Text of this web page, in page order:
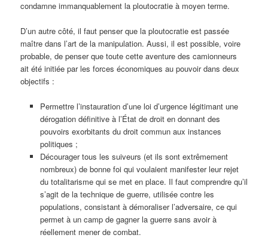
condamne immanquablement la ploutocratie à moyen terme.
D’un autre côté, il faut penser que la ploutocratie est passée
maître dans l’art de la manipulation. Aussi, il est possible, voire
probable, de penser que toute cette aventure des camionneurs
ait été initiée par les forces économiques au pouvoir dans deux
objectifs :
Permettre l’instauration d’une loi d’urgence légitimant une
dérogation définitive à l’État de droit en donnant des
pouvoirs exorbitants du droit commun aux instances
politiques ;
Décourager tous les suiveurs (et ils sont extrêmement
nombreux) de bonne foi qui voulaient manifester leur rejet
du totalitarisme qui se met en place. Il faut comprendre qu’il
s’agit de la technique de guerre, utilisée contre les
populations, consistant à démoraliser l’adversaire, ce qui
permet à un camp de gagner la guerre sans avoir à
réellement mener de combat.